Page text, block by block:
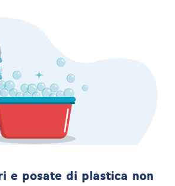
e posate di plastica non